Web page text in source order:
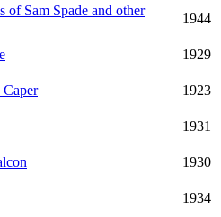
of Sam Spade and other
1944
1929
1923
1931
1930
1934